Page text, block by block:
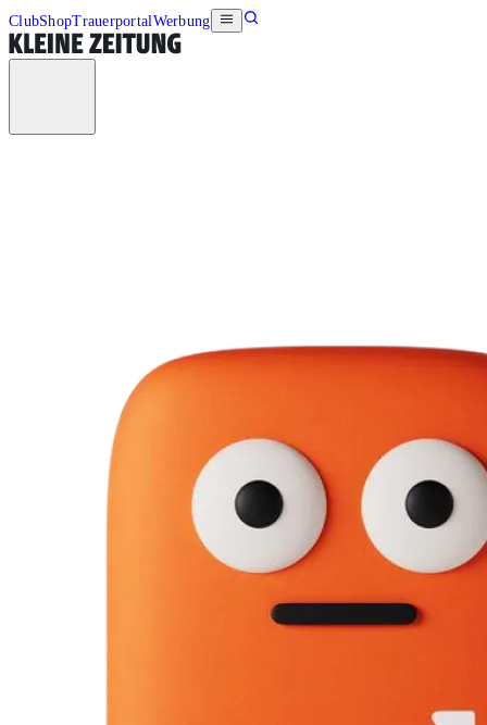
ClubShopTrauerportalWerbung